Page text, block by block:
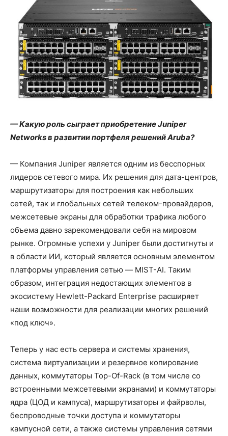
— Какую роль сыграет приобретение Juniper
Networks в развитии портфеля решений Aruba?
— Компания Juniper является одним из бесспорных
лидеров сетевого мира. Их решения для дата-центров,
маршрутизаторы для построения как небольших
сетей, так и глобальных сетей телеком-провайдеров,
межсетевые экраны для обработки трафика любого
объема давно зарекомендовали себя на мировом
рынке. Огромные успехи у Juniper были достигнуты и
в области ИИ, который является основным элементом
платформы управления сетью — MIST-AI. Таким
образом, интеграция недостающих элементов в
экосистему Hewlett-Packard Enterprise расширяет
наши возможности для реализации многих решений
«под ключ».
Теперь у нас есть сервера и системы хранения,
система виртуализации и резервное копирование
данных, коммутаторы Top-Of-Rack (в том числе со
встроенными межсетевыми экранами) и коммутаторы
ядра (ЦОД и кампуса), маршрутизаторы и файрволы,
беспроводные точки доступа и коммутаторы
кампусной сети, а также системы управления сетями